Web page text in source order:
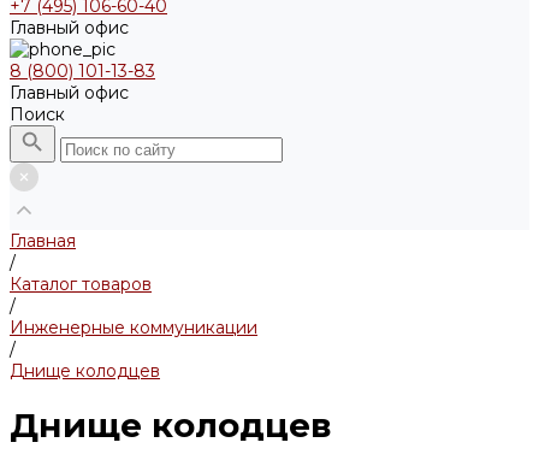
+7 (495) 106-60-40
Главный офис
8 (800) 101-13-83
Главный офис
Поиск
Главная
/
Каталог товаров
/
Инженерные коммуникации
/
Днище колодцев
Днище колодцев